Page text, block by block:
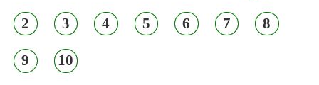
2 3 4 5 6 7 8
9 10